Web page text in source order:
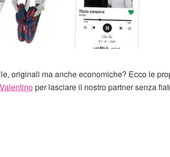
originali ma anche economiche? Ecco le
per lasciare il nostro partner senza